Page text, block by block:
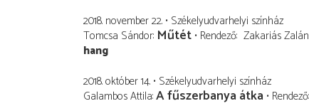
2018. november 22. Székelyudvarhelyi színház
Tomcsa Sándor Műtét Rendező Zakariás Zalán
hang
2018. október 14. Székelyudvarhelyi színház
Galambos Attila A fűszerbanya átka Rendező